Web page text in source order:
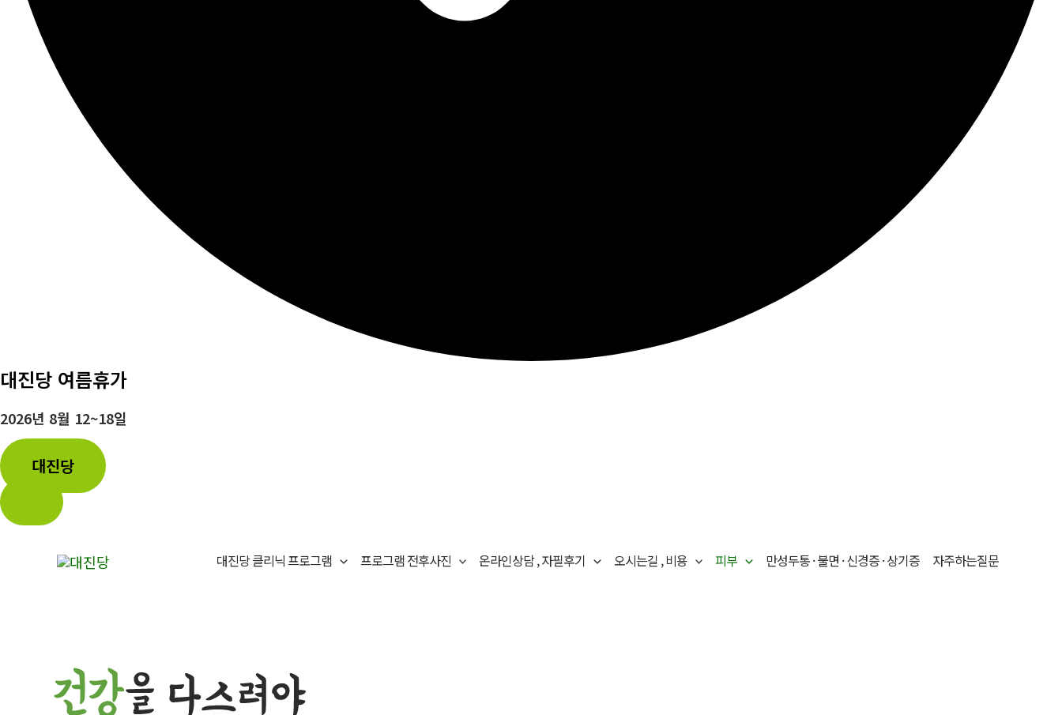
대진당 여름휴가
2026년 8월 12~18일
대진당
대진당 클리닉 프로그램 프로그램 전후사진 온라인상담 , 자필후기 오시는길 , 비용 피부 만성두통 · 불면 · 신경증 · 상기증 자주하는질문